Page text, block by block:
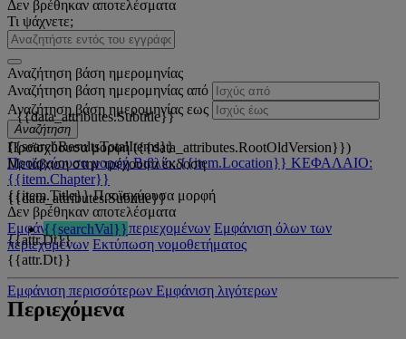
Δεν βρέθηκαν αποτελέσματα
Τι ψάχνετε;
Αναζήτηση βάση ημερομηνίας
Αναζήτηση βάση ημερομηνίας από
Αναζήτηση βάση ημερομηνίας εως
Αναζήτηση
{{searchResultsTotalItems}}
Προϊσχύουσα μορφή Βιβλίο: {{item.Location}} ΚΕΦΑΛΑΙΟ:
{{item.Chapter}}
{{item.Title}} Προϊσχύουσα μορφή
Δεν βρέθηκαν αποτελέσματα
Εμφάνιση όλων των περιεχομένων Εμφάνιση όλων των
περιεχομένων Εκτύπωση νομοθετήματος
{{data_attributes.Subtitle}}
Προϊσχύουσα μορφή ({{data_attributes.RootOldVersion}})
Μετάβαση στην τρέχουσα έκδοση
{{data_attributes.Subtitle}}
{{searchVal}}
{{attr.Dt}}
Εμφάνιση περισσότερων Εμφάνιση λιγότερων
{{attr.Dt}}
Περιεχόμενα